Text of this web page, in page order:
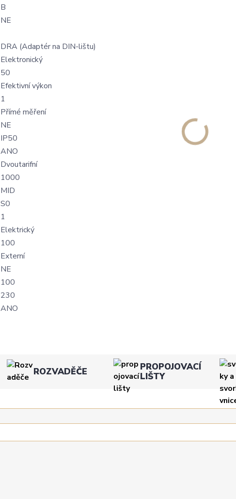
B
NE
DRA (Adaptér na DIN-lištu)
Elektronický
50
Efektivní výkon
1
Přímé měření
NE
IP50
ANO
Dvoutarifní
1000
MID
S0
1
Elektrický
100
Externí
NE
100
230
ANO
ROZVADĚČE
PROPOJOVACÍ
LIŠTY